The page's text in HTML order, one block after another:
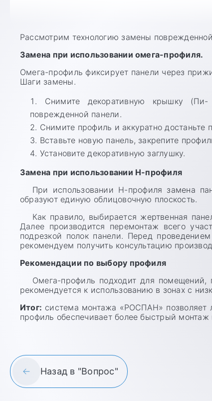
Рассмотрим технологию замены
Замена при использовании омега-профиля.
Омега-профиль фиксирует панели через
Шаги замены.
Снимите декоративную крышку
поврежденной панели.
Снимите профиль и аккуратно достаньте
Вставьте новую панель, закрепите
Установите декоративную заглушку.
Замена при использовании Н-профиля
При использовании Н-профиля замена
образуют единую облицовочную плоскость.
Как правило, выбирается жертвенная
Далее производится перемонтаж всего
подрезкой полок панели. Перед
рекомендуем получить консультацию
Рекомендации по выбору профиля
Омега-профиль подходит для
рекомендуется к использованию в зонах с
Итог: система монтажа «РОСПАН» позволяет
профиль обеспечивает более быстрый
Назад в "Вопрос"